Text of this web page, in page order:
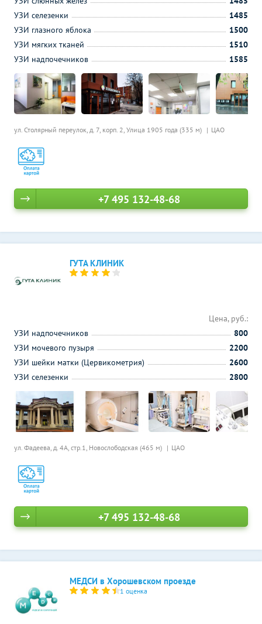
ул. Столярный переулок, д. 7, корп. 2, Улица 1905 года (335 м) ЦАО
УЗИ селезенки
1485
УЗИ глазного яблока
1500
УЗИ мягких тканей
1510
УЗИ надпочечников
1585
+7 495 132-48-68
ГУТА КЛИНИК
ул. Фадеева, д. 4А, стр.1, Новослободская (465 м) ЦАО
Цена, руб.:
УЗИ надпочечников
800
УЗИ мочевого пузыря
2200
УЗИ шейки матки (Цервикометрия)
2600
УЗИ селезенки
2800
+7 495 132-48-68
МЕДСИ в Хорошевском проезде
1 оценка